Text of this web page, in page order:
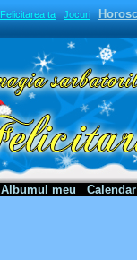
Felicitarea ta Jocuri
Albumul meu Calendar